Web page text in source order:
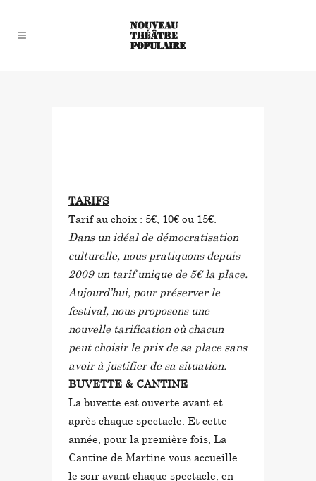
TARIFS
Tarif au choix : 5€, 10€ ou 15€.
Dans un idéal de démocratisation
culturelle, nous pratiquons depuis
2009 un tarif unique de 5€ la place.
Aujourd’hui, pour préserver le
festival, nous proposons une
nouvelle tarification où chacun
peut choisir le prixde sa place sans
avoir à justifier de sa situation.
BUVETTE & CANTINE
La buvette est ouverte avant et
après chaque spectacle. Et cette
année, pour la première fois, La
Cantine de Martine vous accueille
le soir avant chaque spectacle, en